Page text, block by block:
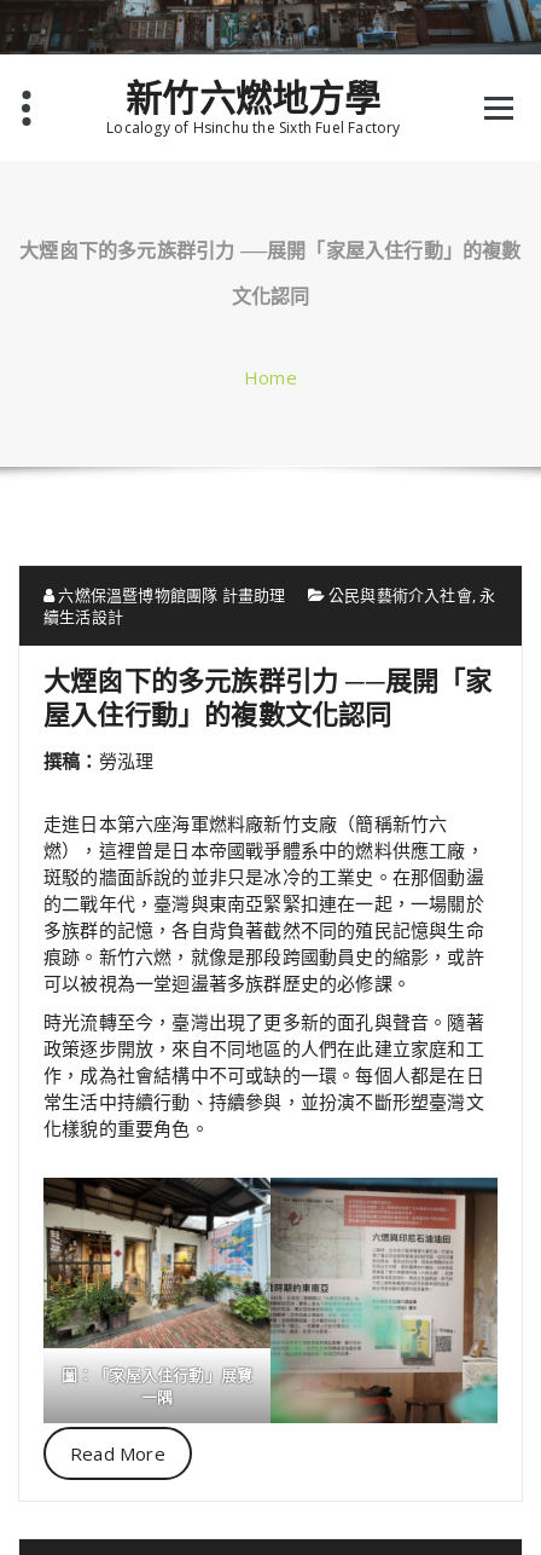
Skip
to
content
新竹六燃地方學
Localogy of Hsinchu the Sixth Fuel Factory
大煙囪下的多元族群引力 ──展開「家屋入住行動」的複數
文化認同
Home
六燃保溫暨博物館團隊 計畫助理 公民與藝術介入社會,永
續生活設計
大煙囪下的多元族群引力 ──展開「家
屋入住行動」的複數文化認同
撰稿： 勞泓理
走進日本第六座海軍燃料廠新竹支廠（簡稱新竹六
燃），這裡曾是日本帝國戰爭體系中的燃料供應工廠，
斑駁的牆面訴說的並非只是冰冷的工業史。在那個動盪
的二戰年代，臺灣與東南亞緊緊扣連在一起，一場關於
多族群的記憶，各自背負著截然不同的殖民記憶與生命
痕跡。新竹六燃，就像是那段跨國動員史的縮影，或許
可以被視為一堂迴盪著多族群歷史的必修課。
時光流轉至今，臺灣出現了更多新的面孔與聲音。隨著
政策逐步開放，來自不同地區的人們在此建立家庭和工
作，成為社會結構中不可或缺的一環。每個人都是在日
常生活中持續行動、持續參與，並扮演不斷形塑臺灣文
化樣貌的重要角色。
圖：「家屋入住行動」展覽
一隅
Read More